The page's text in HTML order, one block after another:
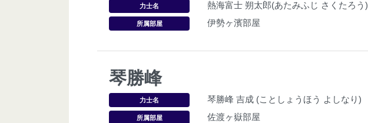
力士名 熱海富士 朔太郎(あたみふじ さくたろう)
所属部屋 伊勢ヶ濱部屋
琴勝峰
力士名 琴勝峰 吉成 (ことしょうほう よしなり)
所属部屋 佐渡ヶ嶽部屋